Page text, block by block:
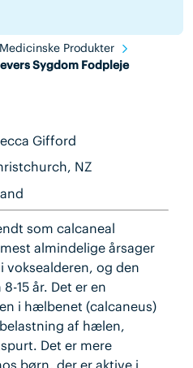
Produkter
Sygdom Fodpleje
Gifford
NZ
som calcaneal
almindelige årsager
og den
15 år. Det er en
i hælbenet (calcaneus)
af hælen,
Det er mere
børn, der er aktive i